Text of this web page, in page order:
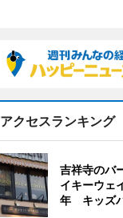
アクセスランキング
吉祥寺のバ
イキーウェ
年 キッズ